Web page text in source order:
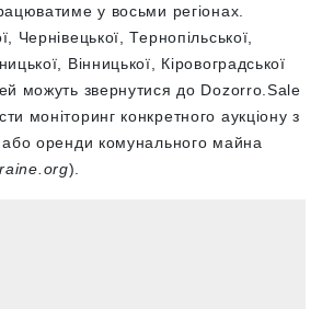
у восьми регіонах.
Чернівецької, Тернопільської,
Вінницької, Кіровоградської
можуть звернутися до Dozorro.Sale
моніторинг конкретного аукціону з
або оренди комунального майна
).